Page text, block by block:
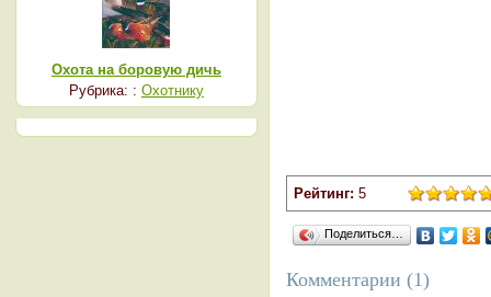
Рейтинг: 5
Поделиться…
Комментарии (1)
Охота на боровую дичь
Рубрика: : Охотнику